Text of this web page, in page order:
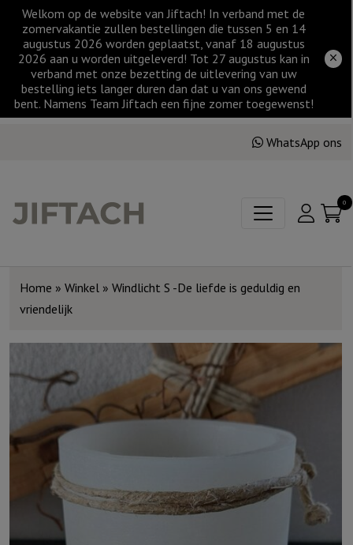
Welkom op de website van Jiftach! In verband met de
zomervakantie zullen bestellingen die tussen 5 en 14
augustus 2026 worden geplaatst, vanaf 18 augustus
2026 aan u worden uitgeleverd! Tot 27 augustus kan in
verband met onze bezetting de uitlevering van uw
bestelling iets langer duren dan dat u van ons gewend
bent. Namens Team Jiftach een fijne zomer toegewenst!
WhatsApp ons
0
Home » Winkel » Windlicht S -De liefde is geduldig en
vriendelijk